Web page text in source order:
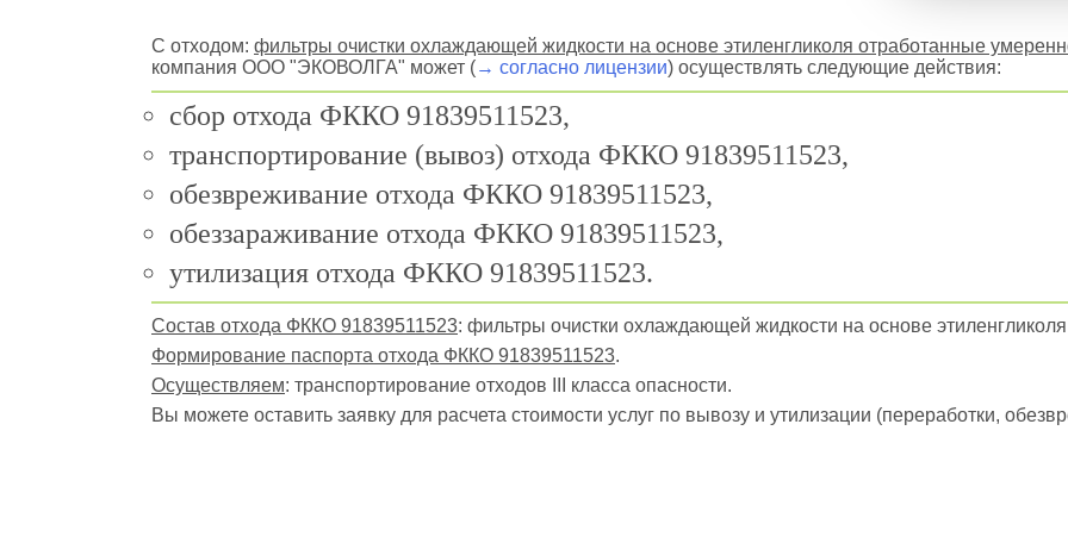
С отходом: фильтры очистки охлаждающей жидкости на основе этиленгликоля отработанные
компания ООО "ЭКОВОЛГА" может (→ согласно лицензии) осуществлять следующие действия:
сбор отхода ФККО 91839511523,
транспортирование (вывоз) отхода ФККО 91839511523,
обезвреживание отхода ФККО 91839511523,
обеззараживание отхода ФККО 91839511523,
утилизация отхода ФККО 91839511523.
Состав отхода ФККО 91839511523: фильтры очистки охлаждающей жидкости на основе
Формирование паспорта отхода ФККО 91839511523.
Осуществляем: транспортирование отходов III класса опасности.
Вы можете оставить заявку для расчета стоимости услуг по вывозу и утилизации (переработки,